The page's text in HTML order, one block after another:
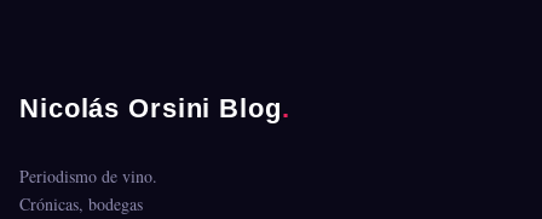
Nicolás Orsini Blog.
Periodismo de vino.
Crónicas, bodegas